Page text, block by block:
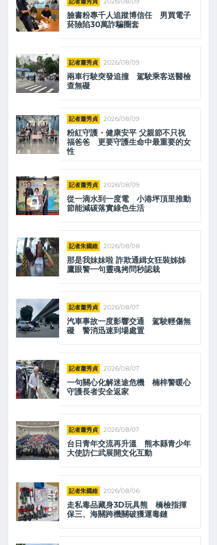
臉書粉專千人追蹤博信任 男買電子
菸險陷30萬詐騙圈套
記者蕭秀貞 2026/08/09
兩車行駛突發追撞 駕駛乘客送醫檢
查無礙
記者蕭秀貞 2026/08/09
粉紅守護・健康安平 父親節不只祝
福爸爸 更要守護生命中最重要的女
性
記者蕭秀貞 2026/08/09
從一滴水到一度電 小港坪頂里推動
節能減碳落實綠色生活
記者朱國維 2026/08/08
那是我妹妹啦 詐欺通緝女狂裝姊姊
鷹眼警一句靈魂拷問秒認栽
記者蕭秀貞 2026/08/07
汽車事故一度影響交通 駕駛輕傷無
礙 警消迅速到場處置
記者蕭秀貞 2026/08/07
一句關心化解迷途危機 楠梓警暖心
守護長者安全返家
記者蕭秀貞 2026/08/07
台日青年交流再升溫 熊本縣青少年
大使訪仁武展開文化互動
記者朱國維 2026/08/06
走私毒品藏身3D玩具熊 橋檢指揮
保三、海關跨機關破獲運毒鏈